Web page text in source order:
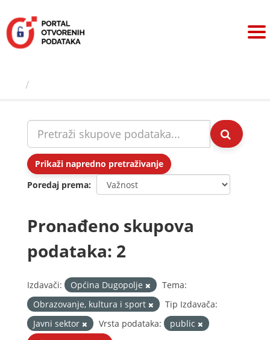
sadržaj
Prikaži napredno pretraživanje
Poredaj prema
Pronađeno skupova
podataka: 2
Izdavači: Općina Dugopolje
Tema:
Obrazovanje, kultura i sport
Tip Izdavača:
Javni sektor
Vrsta podataka:
public